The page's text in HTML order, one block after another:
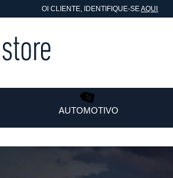
OICLIENTE, IDENTIFIQUE-SEAQUI
AUTOMOTIVO